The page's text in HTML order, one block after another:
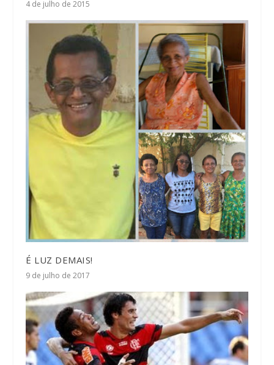
4 de julho de 2015
É LUZ DEMAIS!
9 de julho de 2017